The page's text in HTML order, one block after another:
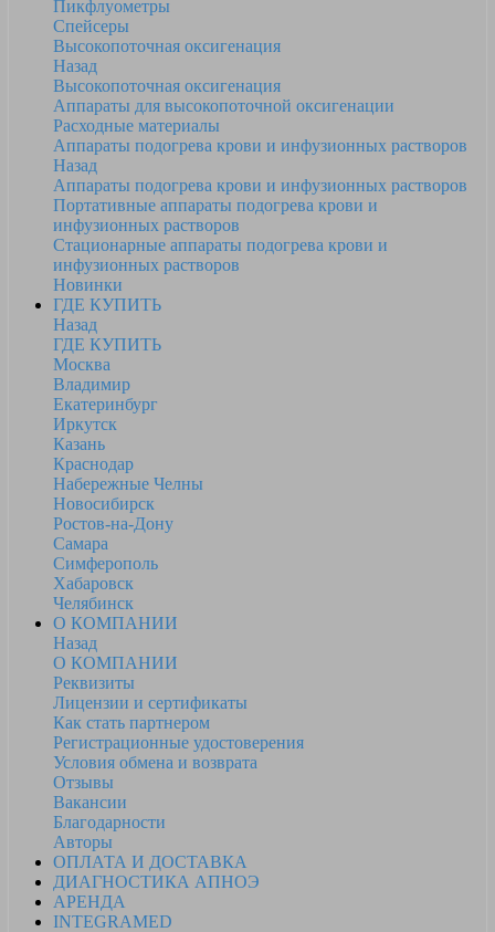
Пикфлуометры
Спейсеры
Высокопоточная оксигенация
Назад
Высокопоточная оксигенация
Аппараты для высокопоточной оксигенации
Расходные материалы
Аппараты подогрева крови и инфузионных растворов
Назад
Аппараты подогрева крови и инфузионных растворов
Портативные аппараты подогрева крови и
инфузионных растворов
Стационарные аппараты подогрева крови и
инфузионных растворов
Новинки
ГДЕ КУПИТЬ
Назад
ГДЕ КУПИТЬ
Москва
Владимир
Екатеринбург
Иркутск
Казань
Краснодар
Набережные Челны
Новосибирск
Ростов-на-Дону
Самара
Симферополь
Хабаровск
Челябинск
О КОМПАНИИ
Назад
О КОМПАНИИ
Реквизиты
Лицензии и сертификаты
Как стать партнером
Регистрационные удостоверения
Условия обмена и возврата
Отзывы
Вакансии
Благодарности
Авторы
ОПЛАТА И ДОСТАВКА
ДИАГНОСТИКА АПНОЭ
АРЕНДА
INTEGRAMED